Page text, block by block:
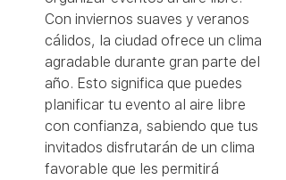
Con inviernos suaves y veranos
cálidos, la ciudad ofrece un clima
agradable durante gran parte del
año. Esto significa que puedes
planificar tu evento al aire libre
con confianza, sabiendo que tus
invitados disfrutarán de un clima
favorable que les permitirá